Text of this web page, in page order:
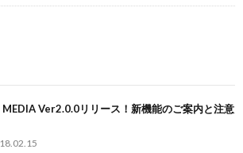
MEDIA Ver2.0.0リリース！新機能のご案内と注意